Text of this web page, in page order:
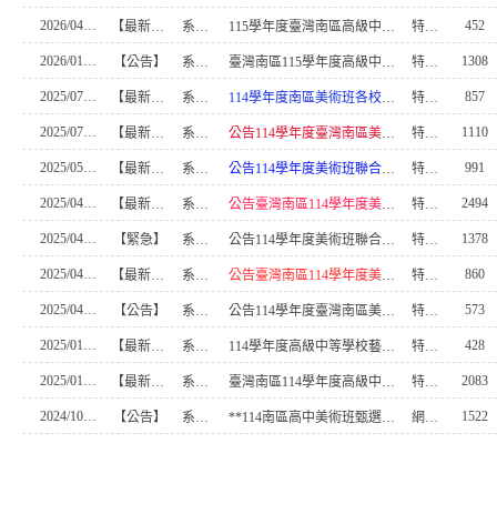
2026/04/07 【最新消息】 系統管理 115學年度臺灣南區高級中等學校美術類別藝術才能資賦優異學生以競賽入學錄取公告 特教組長 452
2026/01/02 【公告】 系統管理 臺灣南區115學年度高級中等學校美術班特色招生甄選入學聯合簡章彙編 特教組長 1308
2025/07/11 【最新消息】 系統管理 114學年度南區美術班各校均無辧理續招意願 特教組長 857
2025/07/08 【最新消息】 系統管理 公告114學年度臺灣南區美術班特色招生甄選入學聯合分發榜單 特教組長 1110
2025/05/12 【最新消息】 系統管理 公告114學年度美術班聯合術科測驗各科原始總分組距表 特教組長 991
2025/04/19 【最新消息】 系統管理 公告臺灣南區114學年度美術班聯合術科測驗各科試題 特教組長 2494
2025/04/18 【緊急】 系統管理 公告114學年度美術班聯合分發實際招生人數表 特教組長 1378
2025/04/18 【最新消息】 系統管理 公告臺灣南區114學年度美術班聯合術科測驗試場配置圖和淮考證號碼與試場對照表 特教組長 860
2025/04/08 【公告】 系統管理 公告114學年度臺灣南區美術藝術才能資賦優異學生以競賽入學錄取名單 特教組長 573
2025/01/09 【最新消息】 系統管理 114學年度高級中等學校藝術才能班特色招生甄選入學國中端簡章說明會簡報資料114.01.08 特教組長 428
2025/01/03 【最新消息】 系統管理 臺灣南區114學年度高級中等學校美術班特色招生甄選入學聯合簡章彙編 特教組長 2083
2024/10/15 【公告】 系統管理 **114南區高中美術班甄選入學特色招生網頁建置完成** 網站協助管理 1522